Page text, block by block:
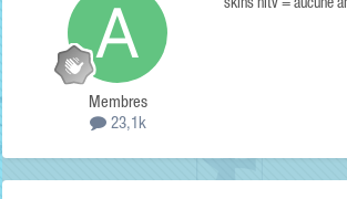
Membres
23,1k
skins hltv = aucune